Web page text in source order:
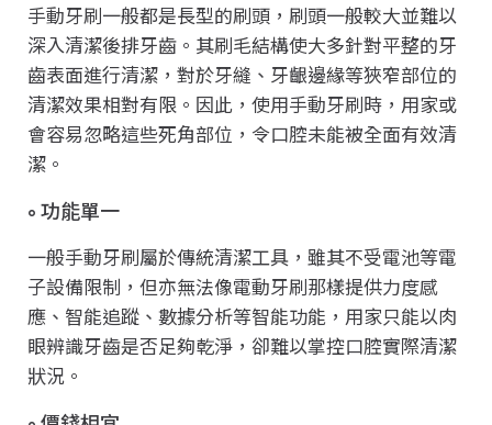
手動牙刷一般都是長型的刷頭，刷頭一般較大並難以
深入清潔後排牙齒。其刷毛結構使大多針對平整的牙
齒表面進行清潔，對於牙縫、牙齦邊緣等狹窄部位的
清潔效果相對有限。因此，使用手動牙刷時，用家或
會容易忽略這些死角部位，令口腔未能被全面有效清
潔。
功能單一
一般手動牙刷屬於傳統清潔工具，雖其不受電池等電
子設備限制，但亦無法像電動牙刷那樣提供力度感
應、智能追蹤、數據分析等智能功能，用家只能以肉
眼辨識牙齒是否足夠乾淨，卻難以掌控口腔實際清潔
狀況。